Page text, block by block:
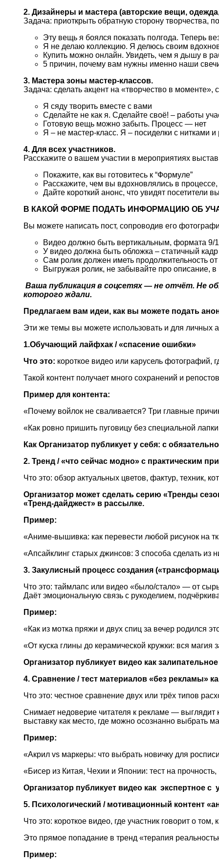
2. Дизайнеры и мастера (авторские вещи,
Задача: приоткрыть обратную сторону творчества,
Эту вещь я боялся показать полгода. Теперь
Я не делаю коллекцию. Я делюсь своим
Купить можно онлайн. Увидеть, чем я дышу в
5 причин, почему вам нужны именно наши
3. Мастера зоны мастер-классов.
Задача: сделать акцент на «творчество в
Я сяду творить вместе с вами
Сделайте не как я. Сделайте своё! – работы
Готовую вещь можно забыть. Процесс — нет
Я – не мастер-класс. Я – посиделки с нитками и
4. Для всех участников.
Расскажите о вашем участии в мероприятиях
Покажите, как вы готовитесь к “Формуле”
Расскажите, чем вы вдохновлялись в
Дайте короткий анонс, что увидят посетители
В КАКОЙ ФОРМЕ ПОДАТЬ ИНФОРМАЦИЮ ОБ
Вы можете написать пост, сопроводив его
Видео должно быть вертикальным, формата 9/
У видео должна быть обложка – статичный
Сам ролик должен иметь продолжительность
Выгружая ролик, не забывайте про описание,
Ваша публикация в соцсетях — не отчёт. Не
которого ждали.
Предлагаем вам идеи, как вы можете подать
Эти же темы вы можете использовать и для личных
1.Обучающий лайфхак / «спасение ошибки»
Что это: короткое видео или карусель фотографий,
Такой контент получает много сохранений и
Пример для контента:
«Почему войлок не сваливается? Три главные
«Как ровно пришить пуговицу без специальной
Как Организатор публикует у себя: с
2. Тренд / «что сейчас модно» с практическим
Что это: обзор актуальных цветов, фактур, техник,
Организатор может сделать серию «Тренды
«Тренд-дайджест» в рассылке.
Пример:
«Аниме-вышивка: как перевести любой рисунок на
«Апсайклинг старых джинсов: 3 способа сделать из
3. Закулисный процесс создания
Что это: таймлапс или видео «было/стало» — от
Даёт эмоциональную связь с рукоделием,
Пример:
«Как из мотка пряжи и двух спиц за вечер родился
«От куска глины до керамической кружки: вся магия
Организатор публикует видео как
4. Сравнение / тест материалов «без рекламы»
Что это: честное сравнение двух или трёх типов
Снимает недоверие читателя к рекламе — выглядит
выставку как место, где можно осознанно выбрать
Пример:
«Акрил vs маркеры: что выбрать новичку для
«Бисер из Китая, Чехии и Японии: тест на
Организатор публикует видео как экспертное
5. Психологический / мотивационный контент
Что это: короткое видео, где участник говорит о
Это прямое попадание в тренд «терапия
Пример: